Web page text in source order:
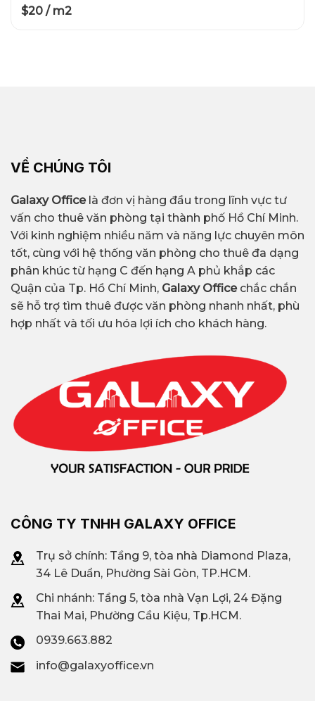
$20 / m2
VỀ CHÚNG TÔI
Galaxy Officelà đơn vị hàng đầu trong lĩnh vực tư
vấn cho thuê văn phòng tại thành phố Hồ Chí Minh.
Với kinh nghiệm nhiều năm và năng lực chuyên môn
tốt, cùng với hệ thống văn phòng cho thuê đa dạng
phân khúc từ hạng C đến hạng A phủ khắp các
Quận của Tp. Hồ Chí Minh, Galaxy Office chắc chắn
sẽ hỗ trợ tìm thuê được văn phòng nhanh nhất, phù
hợp nhất và tối ưu hóa lợi ích cho khách hàng.
CÔNG TY TNHH GALAXY OFFICE
Trụ sở chính: Tầng 9, tòa nhà Diamond Plaza,
34 Lê Duẩn, Phường Sài Gòn, TP.HCM.
Chi nhánh: Tầng 5, tòa nhà Vạn Lợi, 24 Đặng
Thai Mai, Phường Cầu Kiệu, Tp.HCM.
0939.663.882
info@galaxyoffice.vn